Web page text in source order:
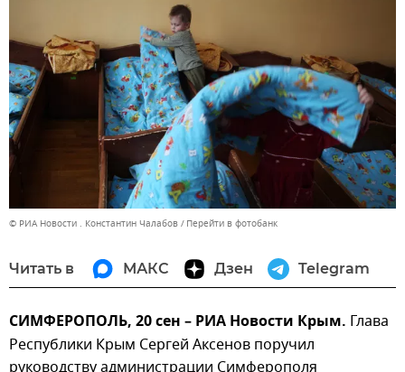
© РИА Новости . Константин Чалабов Перейти в фотобанк
Читать в МАКС Дзен Telegram
СИМФЕРОПОЛЬ, 20 сен – РИА Новости Крым. Глава
Республики Крым Сергей Аксенов поручил